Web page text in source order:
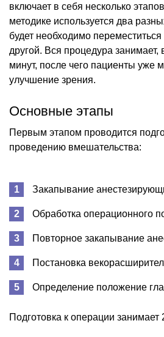
включает в себя несколько
методике используется два
будет необходимо переместиться
другой. Вся процедура занимает,
минут, после чего пациенты уже
улучшение зрения.
Основные этапы
Первым этапом проводится
проведению вмешательства:
Закапывание
Обработка операционного
Повторное закапывание
Постановка
Определение положение
Подготовка к операции занимает